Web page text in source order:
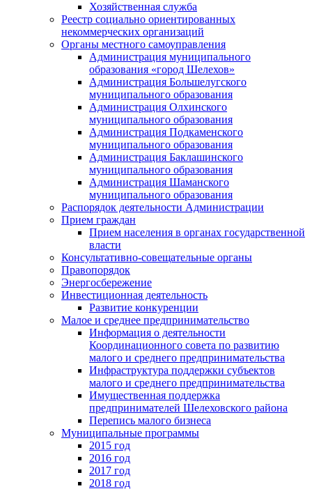
Хозяйственная служба
Реестр социально ориентированных
некоммерческих организаций
Органы местного самоуправления
Администрация муниципального
образования «город Шелехов»
Администрация Большелугского
муниципального образования
Администрация Олхинского
муниципального образования
Администрация Подкаменского
муниципального образования
Администрация Баклашинского
муниципального образования
Администрация Шаманского
муниципального образования
Распорядок деятельности Администрации
Прием граждан
Прием населения в органах государственной
власти
Консультативно-совещательные органы
Правопорядок
Энергосбережение
Инвестиционная деятельность
Развитие конкуренции
Малое и среднее предпринимательство
Информация о деятельности
Координационного совета по развитию
малого и среднего предпринимательства
Инфраструктура поддержки субъектов
малого и среднего предпринимательства
Имущественная поддержка
предпринимателей Шелеховского района
Перепись малого бизнеса
Муниципальные программы
2015 год
2016 год
2017 год
2018 год